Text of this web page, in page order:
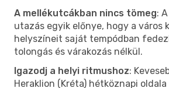
A mellékutcákban nincs tömeg:
utazás egyik előnye, hogy a város
helyszíneit saját tempódban
tolongás és várakozás nélkül.
Igazodj a helyi ritmushoz:
Heraklion (Kréta) hétköznapi